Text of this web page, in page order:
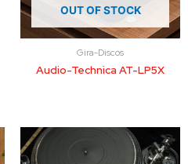
OUT OF STOCK
Gira-Discos
Audio-Technica AT-LP5X